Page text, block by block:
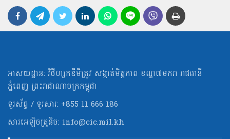
អាសយដ្ឋាន: វិថីហ្សកឌីមីត្រូវ សង្កាត់មិត្ដភាព ខណ្ឌ៧មករា រាជធានី
ភ្នំពេញ ព្រះរាជាណាចក្រកម្ពុជា
ទូរស័ព្ទ / ទូរសារ: +855 11 666 186
សារអេឡិចត្រូនិច: info@cic.mil.kh